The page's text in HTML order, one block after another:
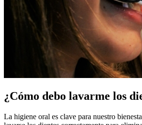
¿Cómo debo lavarme los
La higiene⁤ oral ⁣es clave para nuestro